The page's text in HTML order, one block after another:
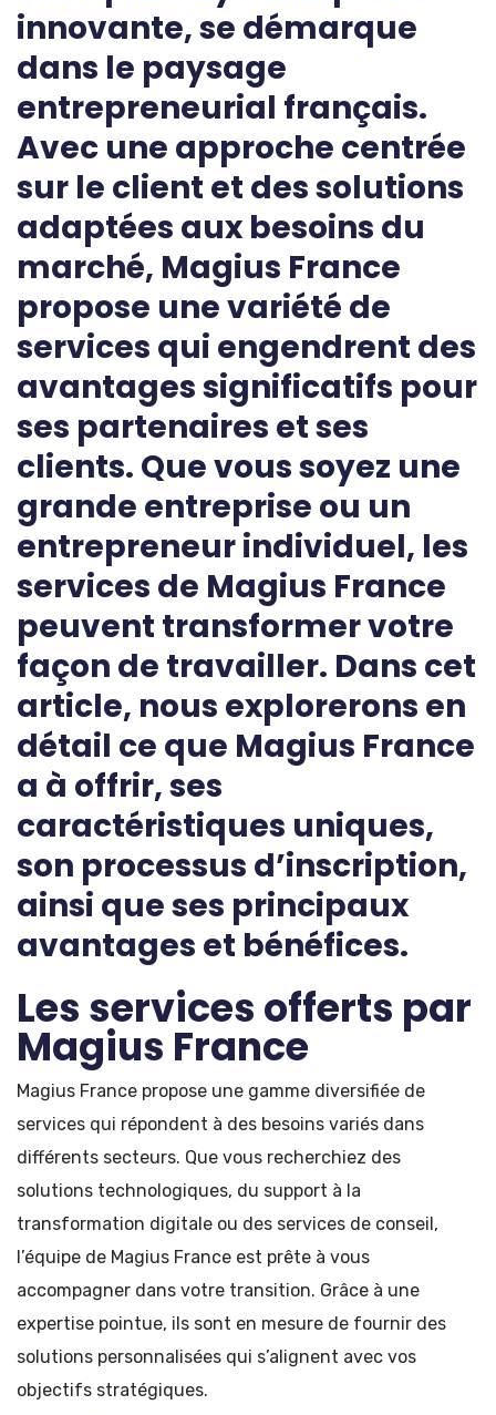
innovante, se démarque
dans le paysage
entrepreneurial français.
Avec une approche centrée
sur le client et des solutions
adaptées aux besoins du
marché, Magius France
propose une variété de
services qui engendrent des
avantages significatifs pour
ses partenaires et ses
clients. Que vous soyez une
grande entreprise ou un
entrepreneur individuel, les
services de Magius France
peuvent transformer votre
façon de travailler. Dans cet
article, nous explorerons en
détail ce que Magius France
a à offrir, ses
caractéristiques uniques,
son processus d’inscription,
ainsi que ses principaux
avantages et bénéfices.
Les services offerts par
Magius France
Magius France propose une gamme diversifiée de
services qui répondent à des besoins variés dans
différents secteurs. Que vous recherchiez des
solutions technologiques, du support à la
transformation digitale ou des services de conseil,
l’équipe de Magius France est prête à vous
accompagner dans votre transition. Grâce à une
expertise pointue, ils sont en mesure de fournir des
solutions personnalisées qui s’alignent avec vos
objectifs stratégiques.